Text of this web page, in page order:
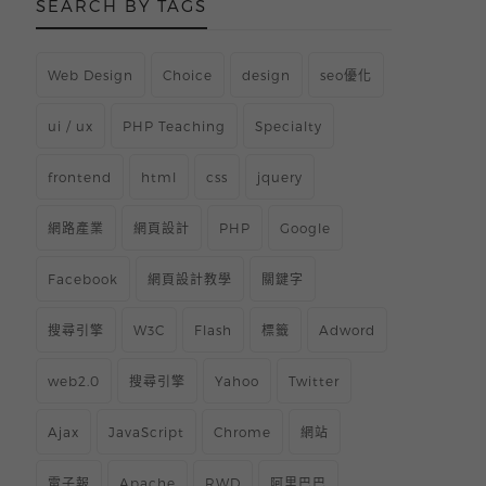
SEARCH BY TAGS
Web Design Choice design seo優化
ui / ux PHP Teaching Specialty
frontend html css jquery
網路產業 網頁設計 PHP Google
Facebook 網頁設計教學 關鍵字
搜尋引擎 W3C Flash 標籤 Adword
web2.0 搜尋引擎 Yahoo Twitter
Ajax JavaScript Chrome 網站
電子報 Apache RWD 阿里巴巴